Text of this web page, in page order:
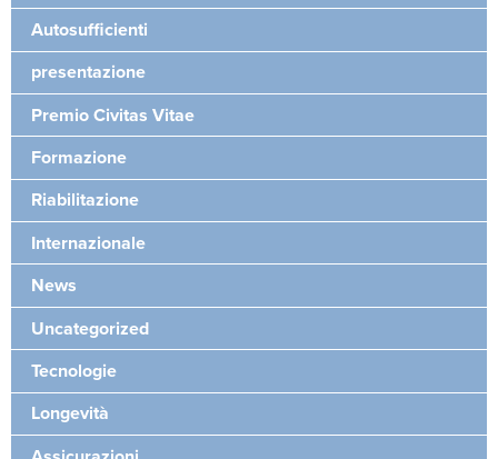
Autosufficienti
presentazione
Premio Civitas Vitae
Formazione
Riabilitazione
Internazionale
News
Uncategorized
Tecnologie
Longevità